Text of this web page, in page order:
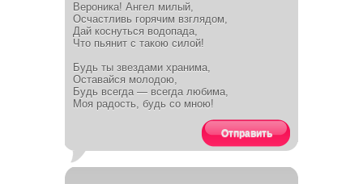
Вероника! Ангел милый,
Осчастливь горячим взглядом,
Дай коснуться водопада,
Что пьянит с такою силой!
Будь ты звездами хранима,
Оставайся молодою,
Будь всегда — всегда любима,
Моя радость, будь со мною!
Отправить